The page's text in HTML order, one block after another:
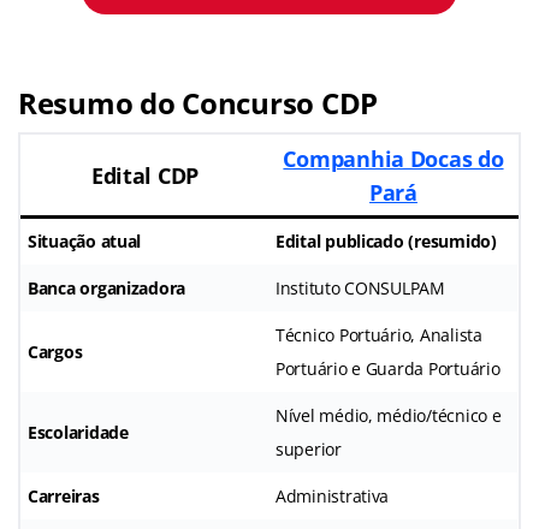
Resumo do Concurso CDP
Edital CDP
Companhia Docas do
Pará
Situação atual Edital publicado (resumido)
Banca organizadora Instituto CONSULPAM
Cargos
Técnico Portuário, Analista
Portuário e Guarda Portuário
Escolaridade
Nível médio, médio/técnico e
superior
Carreiras Administrativa